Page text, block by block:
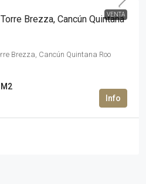
VENTA
Brezza, Cancún Quintana
Brezza, Cancún Quintana Roo
M2